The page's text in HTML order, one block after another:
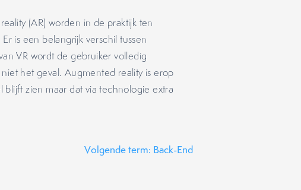
(AR) worden in de praktijk ten
is een belangrijk verschil tussen
VR wordt de gebruiker volledig
het geval. Augmented reality is erop
zien maar dat via technologie extra
Volgende term: Back-End